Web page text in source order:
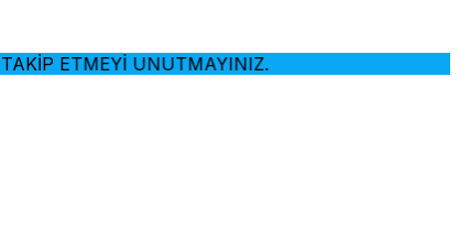
ETMEYİ UNUTMAYINIZ.